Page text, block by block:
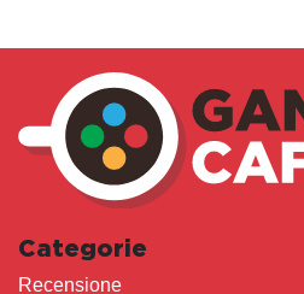
Categorie
Recensione